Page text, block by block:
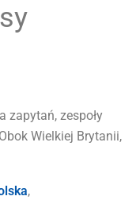
zapytań, zespoły
Wielkiej Brytanii,
,